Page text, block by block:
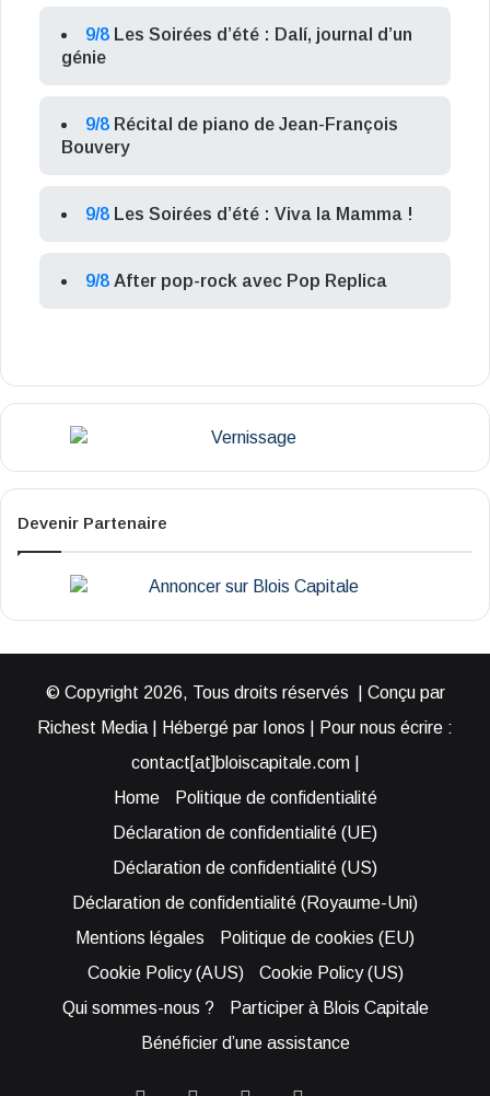
9/8 Les Soirées d’été : Dalí, journal d’un
génie
9/8 Récital de piano de Jean-François
Bouvery
9/8 Les Soirées d’été : Viva la Mamma !
9/8 After pop-rock avec Pop Replica
Devenir Partenaire
© Copyright 2026, Tous droits réservés | Conçu par
Richest Media | Hébergé par Ionos | Pour nous écrire :
contact[at]bloiscapitale.com |
Home
Politique de confidentialité
Déclaration de confidentialité (UE)
Déclaration de confidentialité (US)
Déclaration de confidentialité (Royaume-Uni)
Mentions légales
Politique de cookies (EU)
Cookie Policy (AUS)
Cookie Policy (US)
Qui sommes-nous ?
Participer à Blois Capitale
Bénéficier d’une assistance